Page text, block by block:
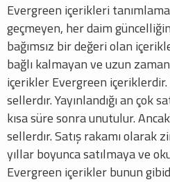
Evergreen içerikleri
geçmeyen, her daim
bağımsız bir değeri olan
bağlı kalmayan ve uzun
içerikler Evergreen
sellerdır. Yayınlandığı an çok
kısa süre sonra unutulur.
sellerdır. Satış rakamı olarak
yıllar boyunca satılmaya ve
Evergreen içerikler bunun